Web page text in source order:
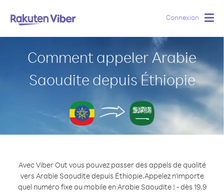
Connexion
Comment appeler Arabie
Saoudite depuis Éthiopie
Avec Viber Out vous pouvez passer des appels de qualité
vers Arabie Saoudite depuis Éthiopie.Appelez n'importe
quel numéro fixe ou mobile en Arabie Saoudite ! - dès 19.9